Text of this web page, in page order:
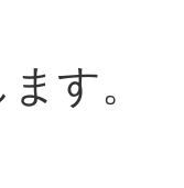
す。